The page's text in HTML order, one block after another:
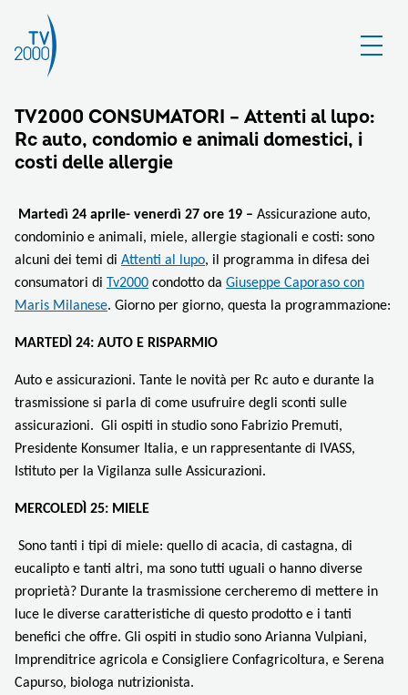
TV2000 CONSUMATORI – Attenti al lupo:
Rc auto, condomio e animali domestici, i
costi delle allergie
Martedì 24 aprile- venerdì 27 ore 19 – Assicurazione auto,
condominio e animali, miele, allergie stagionali e costi: sono
alcuni dei temi di Attenti al lupo, il programma in difesa dei
consumatori di Tv2000 condotto da Giuseppe Caporaso con
Maris Milanese. Giorno per giorno, questa la programmazione:
MARTEDÌ 24: AUTO E RISPARMIO
Auto e assicurazioni. Tante le novità per Rc auto e durante la
trasmissione si parla di come usufruire degli sconti sulle
assicurazioni. Gli ospiti in studio sono Fabrizio Premuti,
Presidente Konsumer Italia, e un rappresentante di IVASS,
Istituto per la Vigilanza sulle Assicurazioni.
MERCOLEDÌ 25: MIELE
Sono tanti i tipi di miele: quello di acacia, di castagna, di
eucalipto e tanti altri, ma sono tutti uguali o hanno diverse
proprietà? Durante la trasmissione cercheremo di mettere in
luce le diverse caratteristiche di questo prodotto e i tanti
benefici che offre. Gli ospiti in studio sono Arianna Vulpiani,
Imprenditrice agricola e Consigliere Confagricoltura, e Serena
Capurso, biologa nutrizionista.